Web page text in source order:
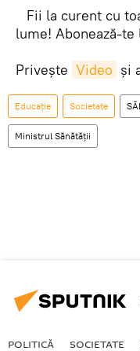
Fii la curent cu
lume! Abonează-
Privește Video și
Educație Societate
Ministrul Sănătății
POLITICĂ SOCIETATE